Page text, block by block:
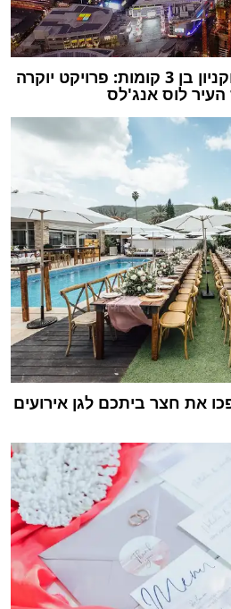
מאות דירות, בית מלון וקניון בן 3 קומות: פרויקט יוקרה
העיר לוס אנג'לס
את חצר ביתכם לגן אירועים